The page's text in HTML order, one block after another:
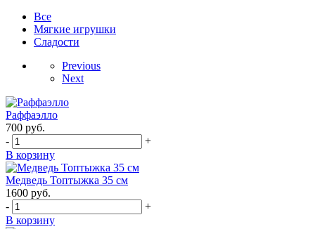
Все
Мягкие игрушки
Сладости
Previous
Next
Раффаэлло
700 руб.
-
+
В корзину
Медведь Топтыжка 35 см
1600 руб.
-
+
В корзину